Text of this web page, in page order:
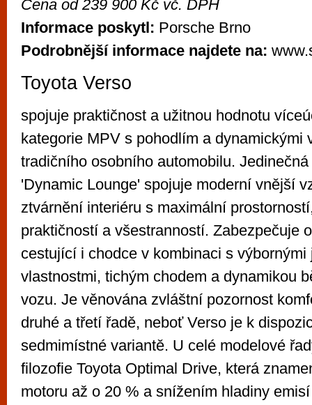
Cena od 239 900 Kč vč. DPH
Informace poskytl: Porsche Brno
Podrobnější informace najdete na:
Toyota Verso
spojuje praktičnost a užitnou hodnotu
kategorie MPV s pohodlím a dynamickými
tradičního osobního automobilu.
'Dynamic Lounge' spojuje moderní vnější
ztvárnění interiéru s maximální
praktičností a všestranností. Zabezpečuje
cestující i chodce v kombinaci s výbornými
vlastnostmi, tichým chodem a dynamikou
vozu. Je věnována zvláštní pozornost
druhé a třetí řadě, neboť Verso je k
sedmimístné variantě. U celé modelové
filozofie Toyota Optimal Drive, která
motoru až o 20 % a snížením hladiny